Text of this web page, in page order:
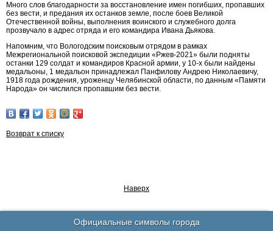
Много слов благодарности за восстановление имен погибших, пропавших
без вести, и предания их останков земле, после боев Великой
Отечественной войны, выполнения воинского и служебного долга
прозвучало в адрес отряда и его командира Ивана Дьякова.
Напомним, что Вологодским поисковым отрядом в рамках
Межрегиональной поисковой экспедиции «Ржев-2021» были подняты
останки 129 солдат и командиров Красной армии, у 10-х были найдены
медальоны, 1 медальон принадлежал Панфилову Андрею Николаевичу,
1918 года рождения, уроженцу Челябинской области, по данным «Памяти
Народа» он числился пропавшим без вести.
Возврат к списку
Наверх
Официальные символы города